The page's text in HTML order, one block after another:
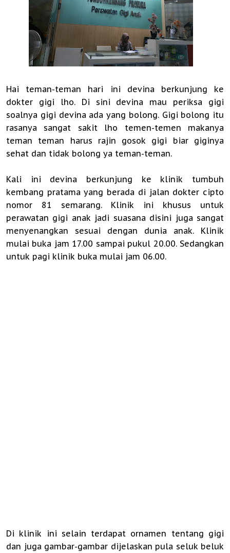
Hai teman-teman hari ini devina berkunjung ke
dokter gigi lho. Di sini devina mau periksa gigi
soalnya gigi devina ada yang bolong. Gigi bolong itu
rasanya sangat sakit lho temen-temen makanya
teman teman harus rajin gosok gigi biar giginya
sehat dan tidak bolong ya teman-teman.
Kali ini devina berkunjung ke klinik tumbuh
kembang pratama yang berada di jalan dokter cipto
nomor 81 semarang. Klinik ini khusus untuk
perawatan gigi anak jadi suasana disini juga sangat
menyenangkan sesuai dengan dunia anak. Klinik
mulai buka jam 17.00 sampai pukul 20.00. Sedangkan
untuk pagi klinik buka mulai jam 06.00.
Di klinik ini selain terdapat ornamen tentang gigi
dan juga gambar-gambar dijelaskan pula seluk beluk